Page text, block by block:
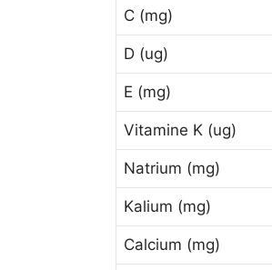
C (mg)
D (ug)
E (mg)
Vitamine K (ug)
Natrium (mg)
Kalium (mg)
Calcium (mg)